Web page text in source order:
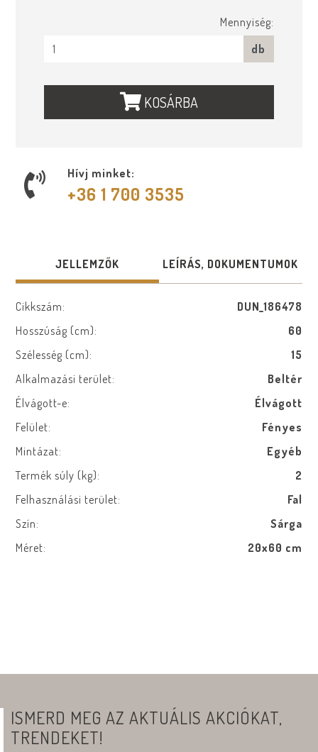
Mennyiség:
db
KOSÁRBA
Hívj minket:
+36 1 700 3535
JELLEMZŐK LEÍRÁS, DOKUMENTUMOK
Cikkszám:
DUN_186478
Hosszúság (cm):
60
Szélesség (cm):
15
Alkalmazási terület:
Beltér
Élvágott-e:
Élvágott
Felület:
Fényes
Mintázat:
Egyéb
Termék súly (kg):
2
Felhasználási terület:
Fal
Szín:
Sárga
Méret:
20x60 cm
ISMERD MEG AZ AKTUÁLIS AKCIÓKAT,
TRENDEKET!